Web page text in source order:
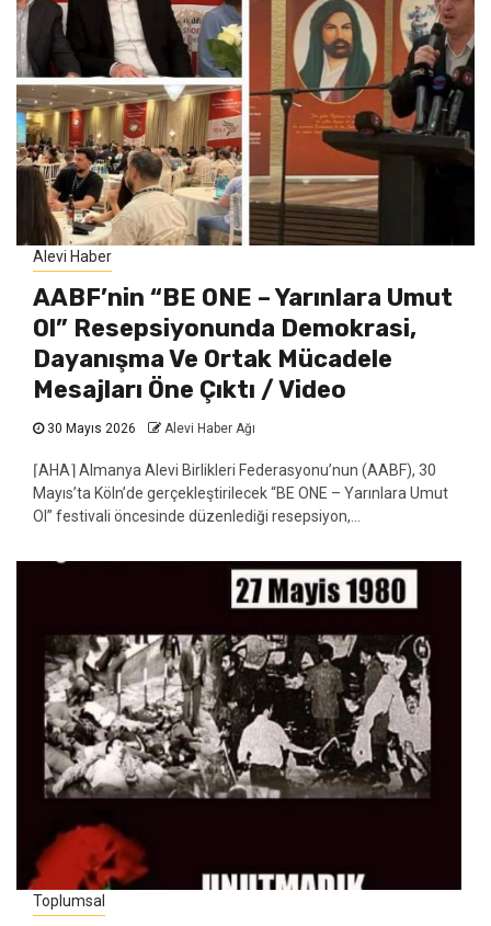
Alevi Haber
AABF’nin “BE ONE – Yarınlara Umut
Ol” Resepsiyonunda Demokrasi,
Dayanışma Ve Ortak Mücadele
Mesajları Öne Çıktı / Video
30 Mayıs 2026 Alevi Haber Ağı
⌈AHA⌉ Almanya Alevi Birlikleri Federasyonu’nun (AABF), 30
Mayıs’ta Köln’de gerçekleştirilecek “BE ONE – Yarınlara Umut
Ol” festivali öncesinde düzenlediği resepsiyon,...
Toplumsal